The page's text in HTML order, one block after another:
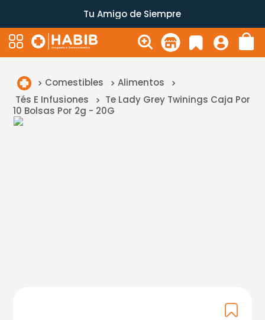
Tu Amigo de Siempre
Comestibles
Alimentos
Tés E Infusiones
Te Lady Grey Twinings Caja Por
10 Bolsas Por 2g - 20G